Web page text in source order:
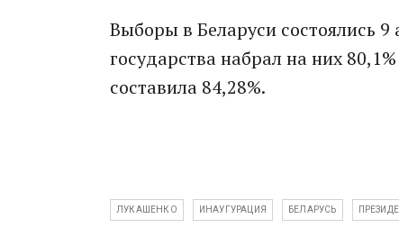
Выборы в Беларуси состоялись
государства набрал на них
составила 84,28%.
ЛУКАШЕНКО ИНАУГУРАЦИЯ БЕЛАРУСЬ